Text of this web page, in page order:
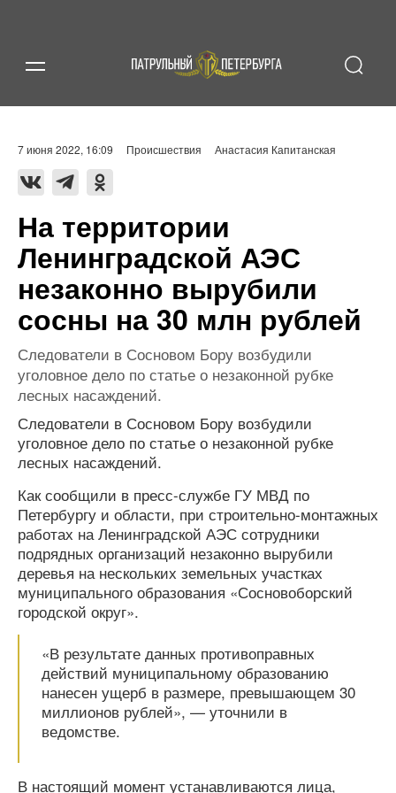
7 июня 2022, 16:09 Происшествия Анастасия Капитанская
На территории
Ленинградской АЭС
незаконно вырубили
сосны на 30 млн рублей
Следователи в Сосновом Бору возбудили
уголовное дело по статье о незаконной рубке
лесных насаждений.
Следователи в Сосновом Бору возбудили
уголовное дело по статье о незаконной рубке
лесных насаждений.
Как сообщили в пресс-службе ГУ МВД по
Петербургу и области, при строительно-монтажных
работах на Ленинградской АЭС сотрудники
подрядных организаций незаконно вырубили
деревья на нескольких земельных участках
муниципального образования «Сосновоборский
городской округ».
«В результате данных противоправных
действий муниципальному образованию
нанесен ущерб в размере, превышающем 30
миллионов рублей», — уточнили в
ведомстве.
В настоящий момент устанавливаются лица,